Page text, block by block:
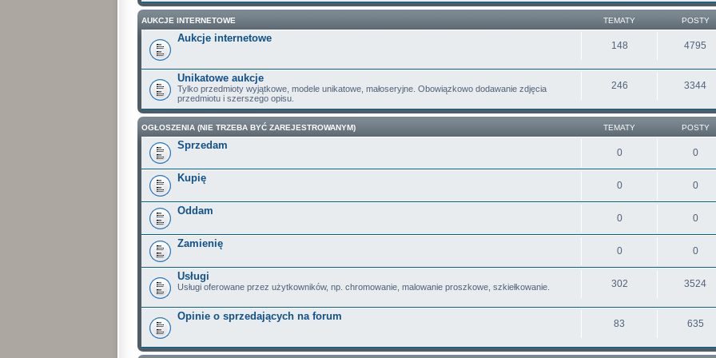
AUKCJE INTERNETOWE TEMATY POSTY
Aukcje internetowe
148 4795
Unikatowe aukcje
Tylko przedmioty wyjątkowe, modele unikatowe, małoseryjne. Obowiązkowo dodawanie zdjęcia
przedmiotu i szerszego opisu.
246 3344
OGŁOSZENIA (NIE TRZEBA BYĆ ZAREJESTROWANYM) TEMATY POSTY
Sprzedam
0 0
Kupię
0 0
Oddam
0 0
Zamienię
0 0
Usługi
Usługi oferowane przez użytkowników, np. chromowanie, malowanie proszkowe, szkiełkowanie. 302 3524
Opinie o sprzedających na forum
83 635